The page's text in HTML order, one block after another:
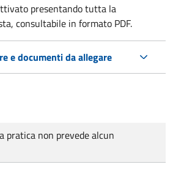
presentando tutta la
consultabile in formato PDF.
e documenti da allegare
pratica non prevede alcun